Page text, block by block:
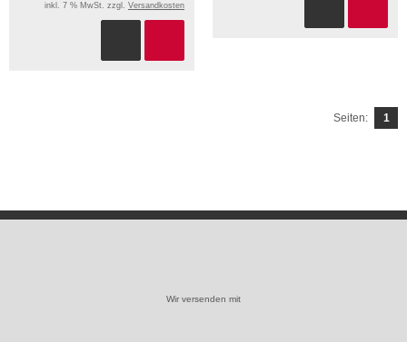
inkl. 7 % MwSt. zzgl. Versandkosten
Seiten: 1
Wir versenden mit